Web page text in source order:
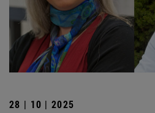
28 | 10 | 2025